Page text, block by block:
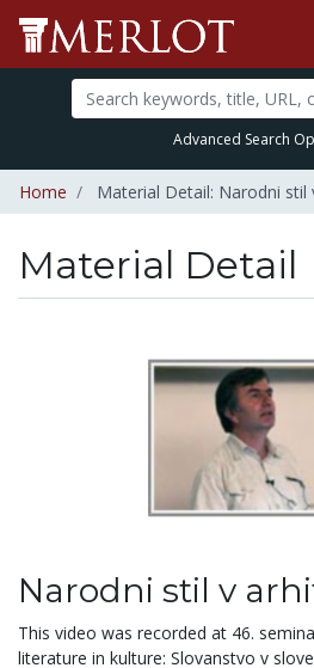
Advanced Search
Home Material Detail: Narodni stil
Material Detail
Narodni stil v
This video was recorded at 46.
literature in kulture: Slovanstvo v